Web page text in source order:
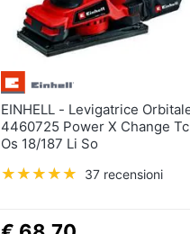
EINHELL - Levigatrice Orbitale
4460725 Power X Change Tc
Os 18/187 Li So
37 recensioni